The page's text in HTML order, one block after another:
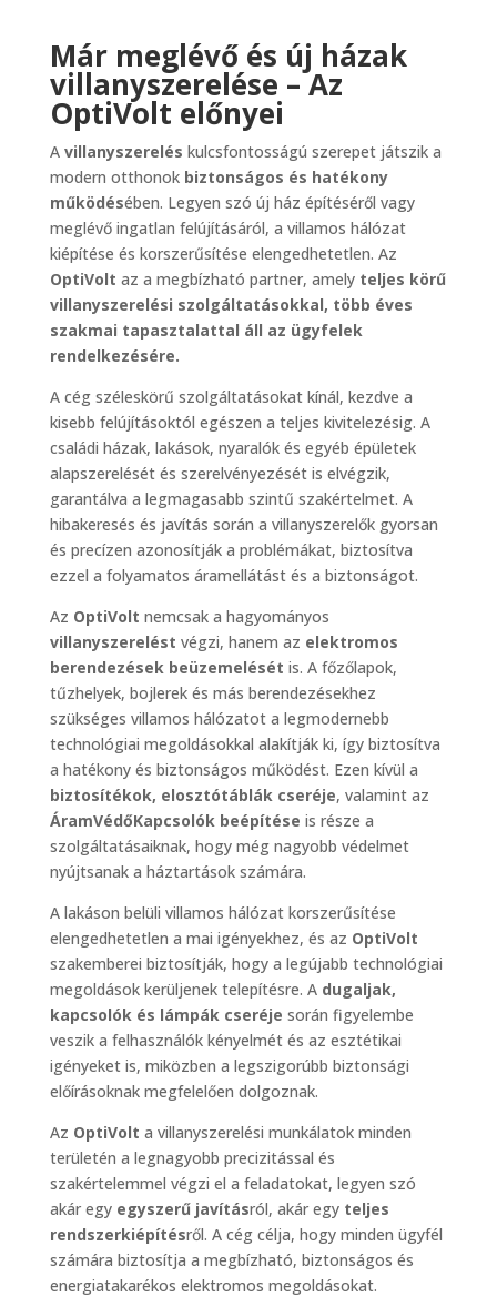
Már meglévő és új házak
villanyszerelése – Az
OptiVolt előnyei
A villanyszerelés kulcsfontosságú szerepet játszik a
modern otthonok biztonságos és hatékony
működésében. Legyen szó új ház építéséről vagy
meglévő ingatlan felújításáról, a villamos hálózat
kiépítése és korszerűsítése elengedhetetlen. Az
OptiVolt az a megbízható partner, amely teljes körű
villanyszerelési szolgáltatásokkal, több éves
szakmai tapasztalattal áll az ügyfelek
rendelkezésére.
A cég széleskörű szolgáltatásokat kínál, kezdve a
kisebb felújításoktól egészen a teljes kivitelezésig. A
családi házak, lakások, nyaralók és egyéb épületek
alapszerelését és szerelvényezését is elvégzik,
garantálva a legmagasabb szintű szakértelmet. A
hibakeresés és javítás során a villanyszerelők gyorsan
és precízen azonosítják a problémákat, biztosítva
ezzel a folyamatos áramellátást és a biztonságot.
Az OptiVolt nemcsak a hagyományos
villanyszerelést végzi, hanem az elektromos
berendezések beüzemelését is. A főzőlapok,
tűzhelyek, bojlerek és más berendezésekhez
szükséges villamos hálózatot a legmodernebb
technológiai megoldásokkal alakítják ki, így biztosítva
a hatékony és biztonságos működést. Ezen kívül a
biztosítékok, elosztótáblák cseréje, valamint az
ÁramVédőKapcsolók beépítése is része a
szolgáltatásaiknak, hogy még nagyobb védelmet
nyújtsanak a háztartások számára.
A lakáson belüli villamos hálózat korszerűsítése
elengedhetetlen a mai igényekhez, és az OptiVolt
szakemberei biztosítják, hogy a legújabb technológiai
megoldások kerüljenek telepítésre. A dugaljak,
kapcsolók és lámpák cseréje során figyelembe
veszik a felhasználók kényelmét és az esztétikai
igényeket is, miközben a legszigorúbb biztonsági
előírásoknak megfelelően dolgoznak.
Az OptiVolt a villanyszerelési munkálatok minden
területén a legnagyobb precizitással és
szakértelemmel végzi el a feladatokat, legyen szó
akár egy egyszerű javításról, akár egy teljes
rendszerkiépítésről. A cég célja, hogy minden ügyfél
számára biztosítja a megbízható, biztonságos és
energiatakarékos elektromos megoldásokat.